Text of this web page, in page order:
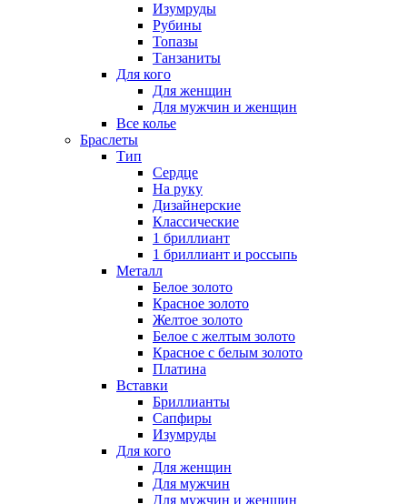
Изумруды
Рубины
Топазы
Танзаниты
Для кого
Для женщин
Для мужчин и женщин
Все колье
Браслеты
Тип
Сердце
На руку
Дизайнерские
Классические
1 бриллиант
1 бриллиант и россыпь
Металл
Белое золото
Красное золото
Желтое золото
Белое с желтым золото
Красное с белым золото
Платина
Вставки
Бриллианты
Сапфиры
Изумруды
Для кого
Для женщин
Для мужчин
Для мужчин и женщин